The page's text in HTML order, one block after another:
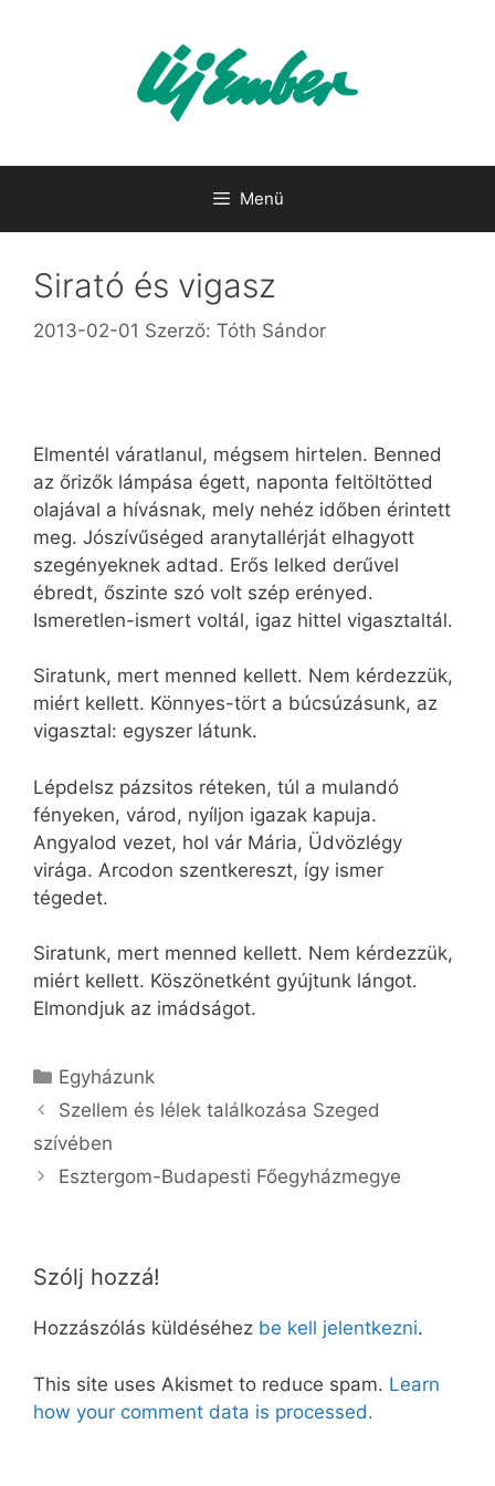
Menü
Sirató és vigasz
2013-02-01 Szerző: Tóth Sándor
Elmentél váratlanul, mégsem hirtelen. Benned
az őrizők lámpása égett, naponta feltöltötted
olajával a hívásnak, mely nehéz időben érintett
meg. Jószívűséged aranytallérját elhagyott
szegényeknek adtad. Erős lelked derűvel
ébredt, őszinte szó volt szép erényed.
Ismeretlen-ismert voltál, igaz hittel vigasztaltál.
Siratunk, mert menned kellett. Nem kérdezzük,
miért kellett. Könnyes-tört a búcsúzásunk, az
vigasztal: egyszer látunk.
Lépdelsz pázsitos réteken, túl a mulandó
fényeken, várod, nyíljon igazak kapuja.
Angyalod vezet, hol vár Mária, Üdvözlégy
virága. Arcodon szentkereszt, így ismer
tégedet.
Siratunk, mert menned kellett. Nem kérdezzük,
miért kellett. Köszönetként gyújtunk lángot.
Elmondjuk az imádságot.
Kategória
Egyházunk
Szellem és lélek találkozása Szeged
szívében
Esztergom-Budapesti Főegyházmegye
Szólj hozzá!
Hozzászólás küldéséhez be kell jelentkezni.
This site uses Akismet to reduce spam. Learn
how your comment data is processed.